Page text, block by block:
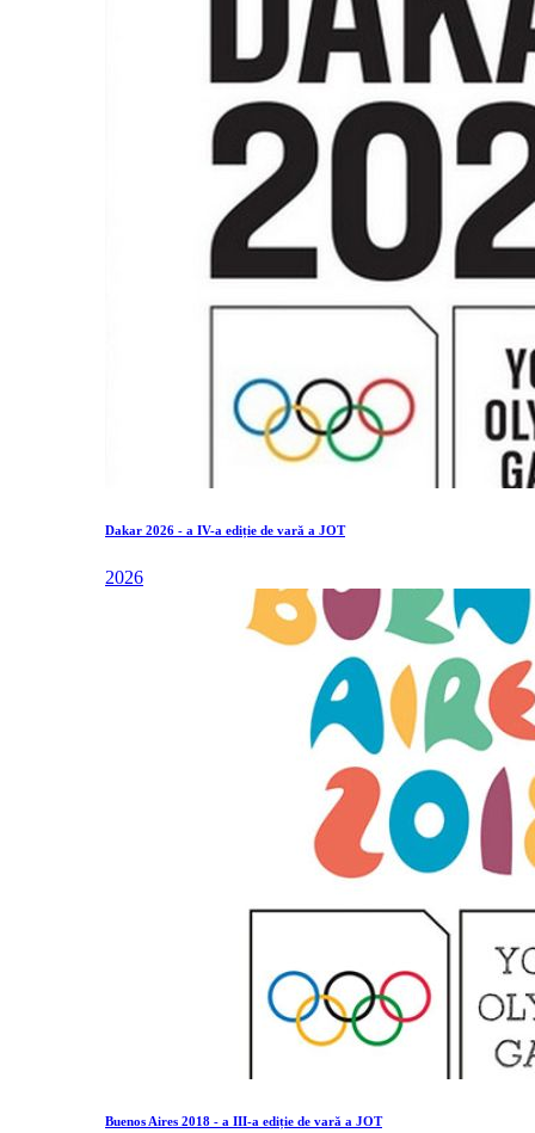
Dakar 2026 - a IV-a ediție de vară a JOT
2026
Buenos Aires 2018 - a III-a ediție de vară a JOT